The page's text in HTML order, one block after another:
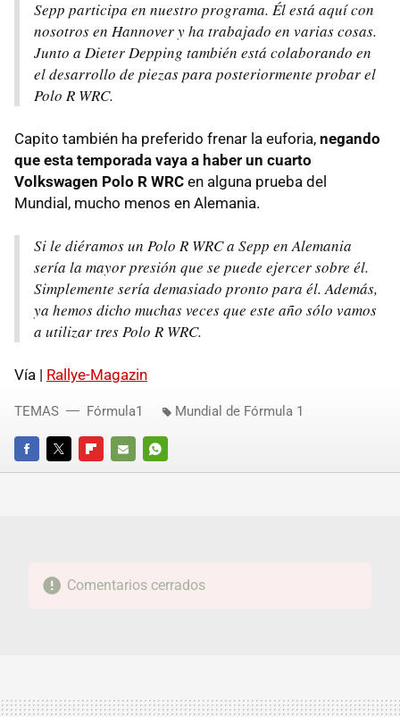
Sepp participa en nuestro programa. Él está aquí con
nosotros en Hannover y ha trabajado en varias cosas.
Junto a Dieter Depping también está colaborando en
el desarrollo de piezas para posteriormente probar el
Polo R WRC.
Capito también ha preferido frenar la euforia, negando
que esta temporada vaya a haber un cuarto
Volkswagen Polo R WRC en alguna prueba del
Mundial, mucho menos en Alemania.
Si le diéramos un Polo R WRC a Sepp en Alemania
sería la mayor presión que se puede ejercer sobre él.
Simplemente sería demasiado pronto para él. Además,
ya hemos dicho muchas veces que este año sólo vamos
a utilizar tres Polo R WRC.
Vía | Rallye-Magazin
FACEBOOKTWITTERFLIPBOARD
E-
WHATSAPP
TEMAS Fórmula1 Mundial de Fórmula 1
Comentarios cerrados